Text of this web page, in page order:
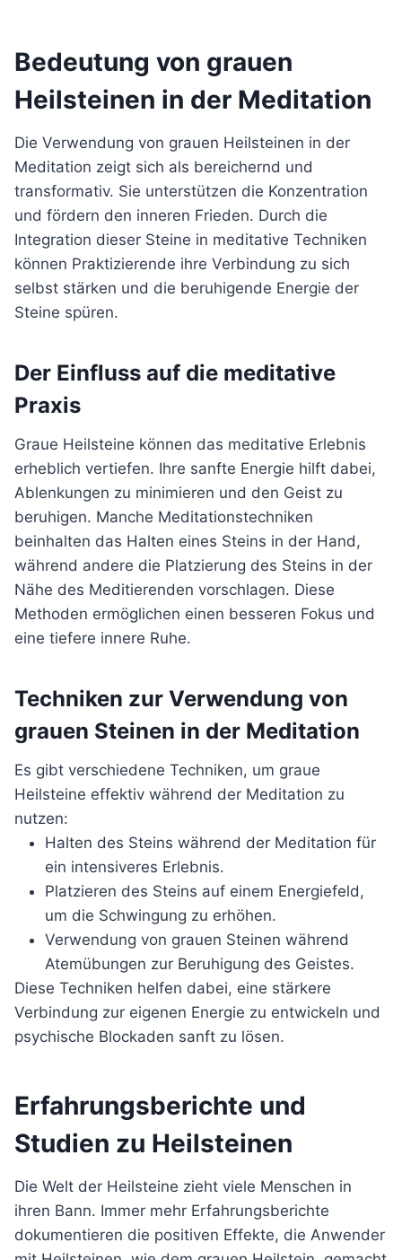
Bedeutung von grauen
Heilsteinen in der Meditation
Die Verwendung von grauen Heilsteinen in der
Meditation zeigt sich als bereichernd und
transformativ. Sie unterstützen die Konzentration
und fördern den inneren Frieden. Durch die
Integration dieser Steine in meditative Techniken
können Praktizierende ihre Verbindung zu sich
selbst stärken und die beruhigende Energie der
Steine spüren.
Der Einfluss auf die meditative
Praxis
Graue Heilsteine können das meditative Erlebnis
erheblich vertiefen. Ihre sanfte Energie hilft dabei,
Ablenkungen zu minimieren und den Geist zu
beruhigen. Manche Meditationstechniken
beinhalten das Halten eines Steins in der Hand,
während andere die Platzierung des Steins in der
Nähe des Meditierenden vorschlagen. Diese
Methoden ermöglichen einen besseren Fokus und
eine tiefere innere Ruhe.
Techniken zur Verwendung von
grauen Steinen in der Meditation
Es gibt verschiedene Techniken, um graue
Heilsteine effektiv während der Meditation zu
nutzen:
Halten des Steins während der Meditation für
ein intensiveres Erlebnis.
Platzieren des Steins auf einem Energiefeld,
um die Schwingung zu erhöhen.
Verwendung von grauen Steinen während
Atemübungen zur Beruhigung des Geistes.
Diese Techniken helfen dabei, eine stärkere
Verbindung zur eigenen Energie zu entwickeln und
psychische Blockaden sanft zu lösen.
Erfahrungsberichte und
Studien zu Heilsteinen
Die Welt der Heilsteine zieht viele Menschen in
ihren Bann. Immer mehr Erfahrungsberichte
dokumentieren die positiven Effekte, die Anwender